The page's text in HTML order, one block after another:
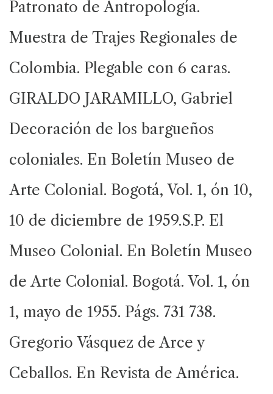
Patronato de Antropología.
Muestra de Trajes Regionales de
Colombia. Plegable con 6 caras.
GIRALDO JARAMILLO, Gabriel
Decoración de los bargueños
coloniales. En Boletín Museo de
Arte Colonial. Bogotá, Vol. 1, ón 10,
10 de diciembre de 1959.S.P. El
Museo Colonial. En Boletín Museo
de Arte Colonial. Bogotá. Vol. 1, ón
1, mayo de 1955. Págs. 731 738.
Gregorio Vásquez de Arce y
Ceballos. En Revista de América.